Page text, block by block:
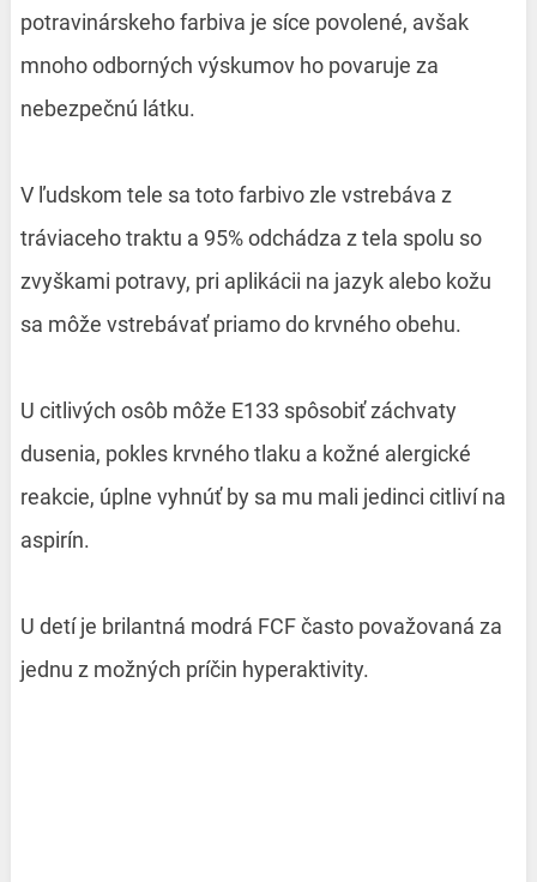
potravinárskeho farbiva je síce povolené, avšak
mnoho odborných výskumov ho povaruje za
nebezpečnú látku.
V ľudskom tele sa toto farbivo zle vstrebáva z
tráviaceho traktu a 95% odchádza z tela spolu so
zvyškami potravy, pri aplikácii na jazyk alebo kožu
sa môže vstrebávať priamo do krvného obehu.
U citlivých osôb môže E133 spôsobiť záchvaty
dusenia, pokles krvného tlaku a kožné alergické
reakcie, úplne vyhnúť by sa mu mali jedinci citliví na
aspirín.
U detí je brilantná modrá FCF často považovaná za
jednu z možných príčin hyperaktivity.